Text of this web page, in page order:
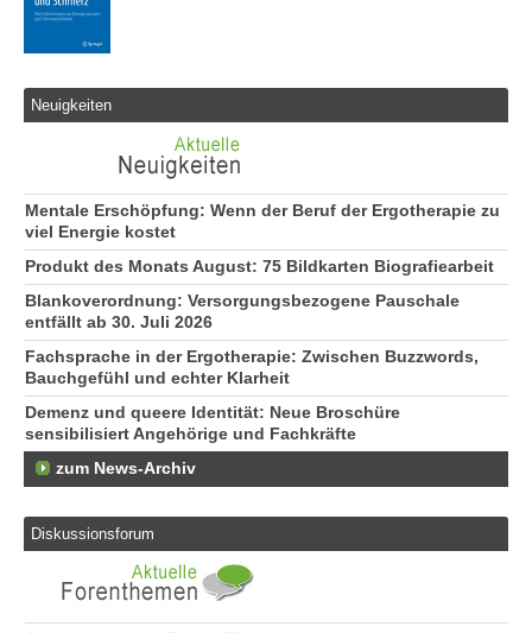
Neuigkeiten
Mentale Erschöpfung: Wenn der Beruf der Ergotherapie zu
viel Energie kostet
Produkt des Monats August: 75 Bildkarten Biografiearbeit
Blankoverordnung: Versorgungsbezogene Pauschale
entfällt ab 30. Juli 2026
Fachsprache in der Ergotherapie: Zwischen Buzzwords,
Bauchgefühl und echter Klarheit
Demenz und queere Identität: Neue Broschüre
sensibilisiert Angehörige und Fachkräfte
zum News-Archiv
Diskussionsforum